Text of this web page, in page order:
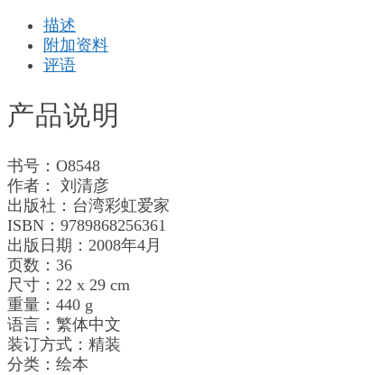
描述
附加资料
评语
产品说明
书号：O8548
作者：
刘清彦
出版社： 台湾彩虹爱家
ISBN：9789868256361
出版日期：2008年4月
页数：36
尺寸：22 x 29 cm
重量：440 g
语言：繁体中文
装订方式：精装
分类：绘本